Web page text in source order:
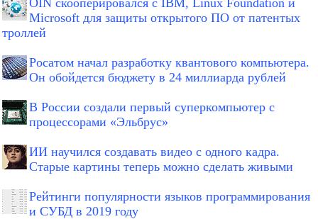
Microsoft для защиты открытого ПО от патентых
троллей
Росатом начал разработку квантового компьютера.
Он обойдется бюджету в 24 миллиарда рублей
В России создали первый суперкомпьютер с
процессорами «Эльбрус»
ИИ научился создавать видео с одного кадра.
Старые картины теперь можно сделать живыми
Рейтинги популярности языков программирования
и СУБД в 2019 году